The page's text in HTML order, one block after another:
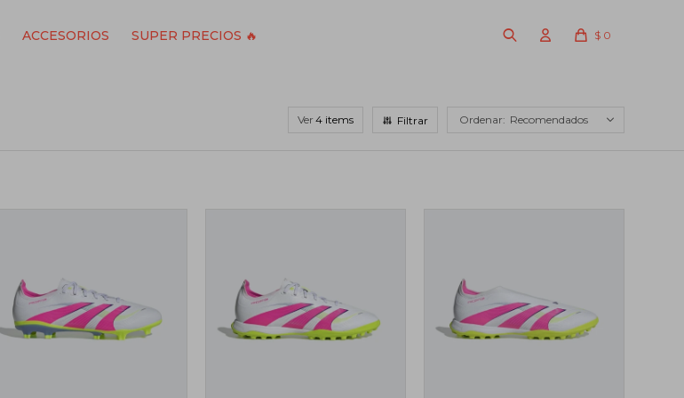
ACCESORIOS SUPER PRECIOS 🔥 $ 0
Ver Recomendados